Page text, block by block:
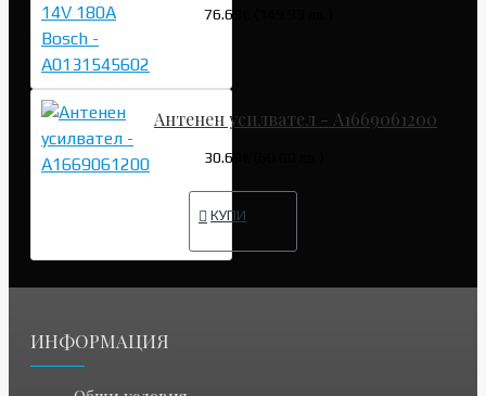
76.69€ (149.99 лв.)
Антенен усилвател - A1669061200
30.68€ (60.00 лв.)
КУПИ
ИНФОРМАЦИЯ